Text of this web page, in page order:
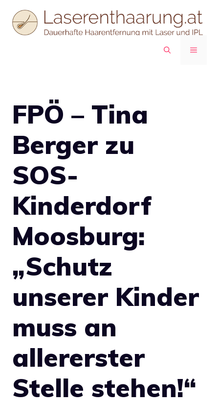
Inhalt
springen
MENÜ
FPÖ – Tina
Berger zu
SOS-
Kinderdorf
Moosburg:
„Schutz
unserer Kinder
muss an
allererster
Stelle stehen!“